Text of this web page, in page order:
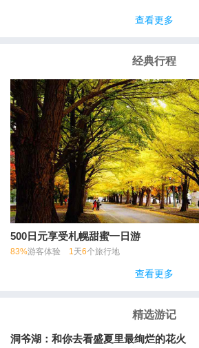
查看更多
经典行程
500日元享受札幌甜蜜一日游
83%游客体验 1天6个旅行地
查看更多
精选游记
洞爷湖：和你去看盛夏里最绚烂的花火